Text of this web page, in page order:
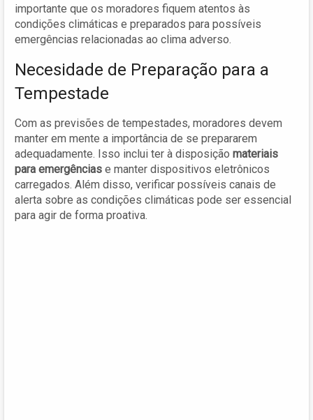
importante que os moradores fiquem atentos às
condições climáticas e preparados para possíveis
emergências relacionadas ao clima adverso.
Necesidade de Preparação para a
Tempestade
Com as previsões de tempestades, moradores devem
manter em mente a importância de se prepararem
adequadamente. Isso inclui ter à disposição materiais
para emergências e manter dispositivos eletrônicos
carregados. Além disso, verificar possíveis canais de
alerta sobre as condições climáticas pode ser essencial
para agir de forma proativa.